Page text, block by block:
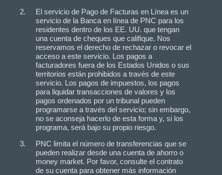
El servicio de Pago de Facturas en Línea es un
servicio de la Banca en línea de PNC para los
residentes dentro de los EE. UU. que tengan
una cuenta de cheques que califique. Nos
reservamos el derecho de rechazar o revocar el
acceso a este servicio. Los pagos a
facturadores fuera de los Estados Unidos o sus
territorios están prohibidos a través de este
servicio. Los pagos de impuestos, los pagos
para liquidar transacciones de valores y los
pagos ordenados por un tribunal pueden
programarse a través del servicio; sin embargo,
no se aconseja hacerlo de esta forma y, si los
programa, será bajo su propio riesgo.
PNC limita el número de transferencias que se
pueden realizar desde una cuenta de ahorro o
money market. Por favor, consulte el contrato
de su cuenta para obtener más información